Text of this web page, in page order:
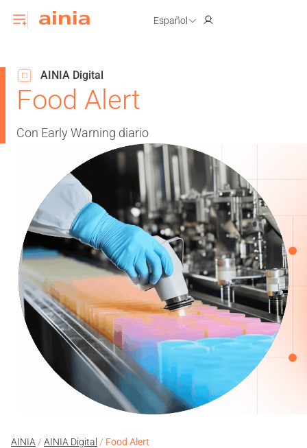
Español
AINIA / AINIA Digital / Food Alert
AINIA Digital
Food Alert
Con Early Warning diario